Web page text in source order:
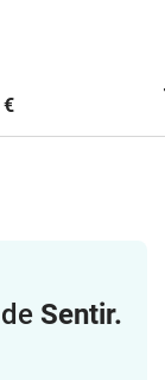
€
Sentir.